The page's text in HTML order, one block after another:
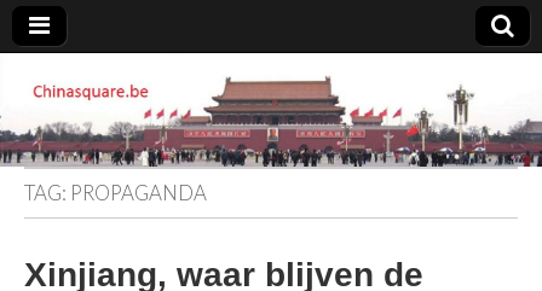
Chinasquare.be
TAG: PROPAGANDA
Xinjiang, waar blijven de